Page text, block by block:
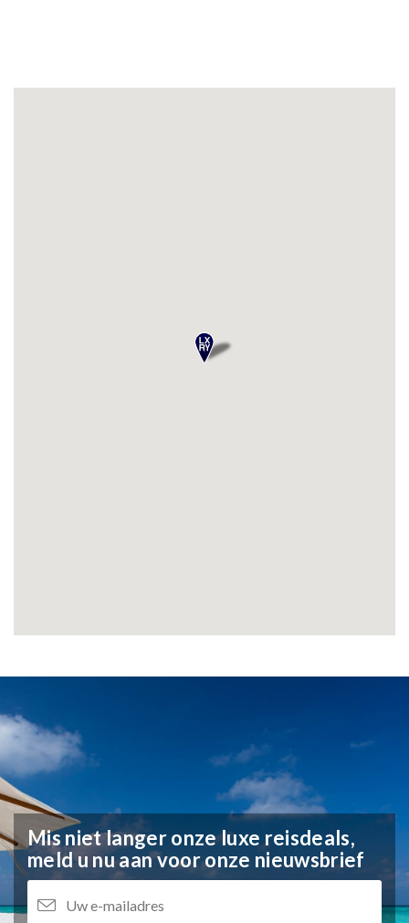
Mis niet langer onze luxe reisdeals,
meld u nu aan voor onze nieuwsbrief